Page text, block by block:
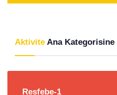
Aktivite Ana Kategorisine
Resfebe-1